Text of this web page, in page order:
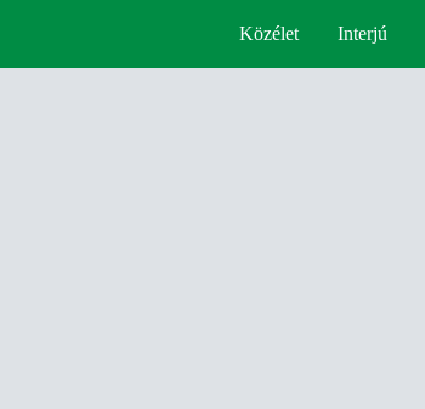
Közélet Interjú